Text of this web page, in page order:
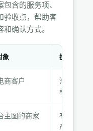
含的服务项、
验收点，帮助客
确认方式。
象 执行动作
商客户
沟通需求
格参考和
主图的商家
布光、构
产品主体